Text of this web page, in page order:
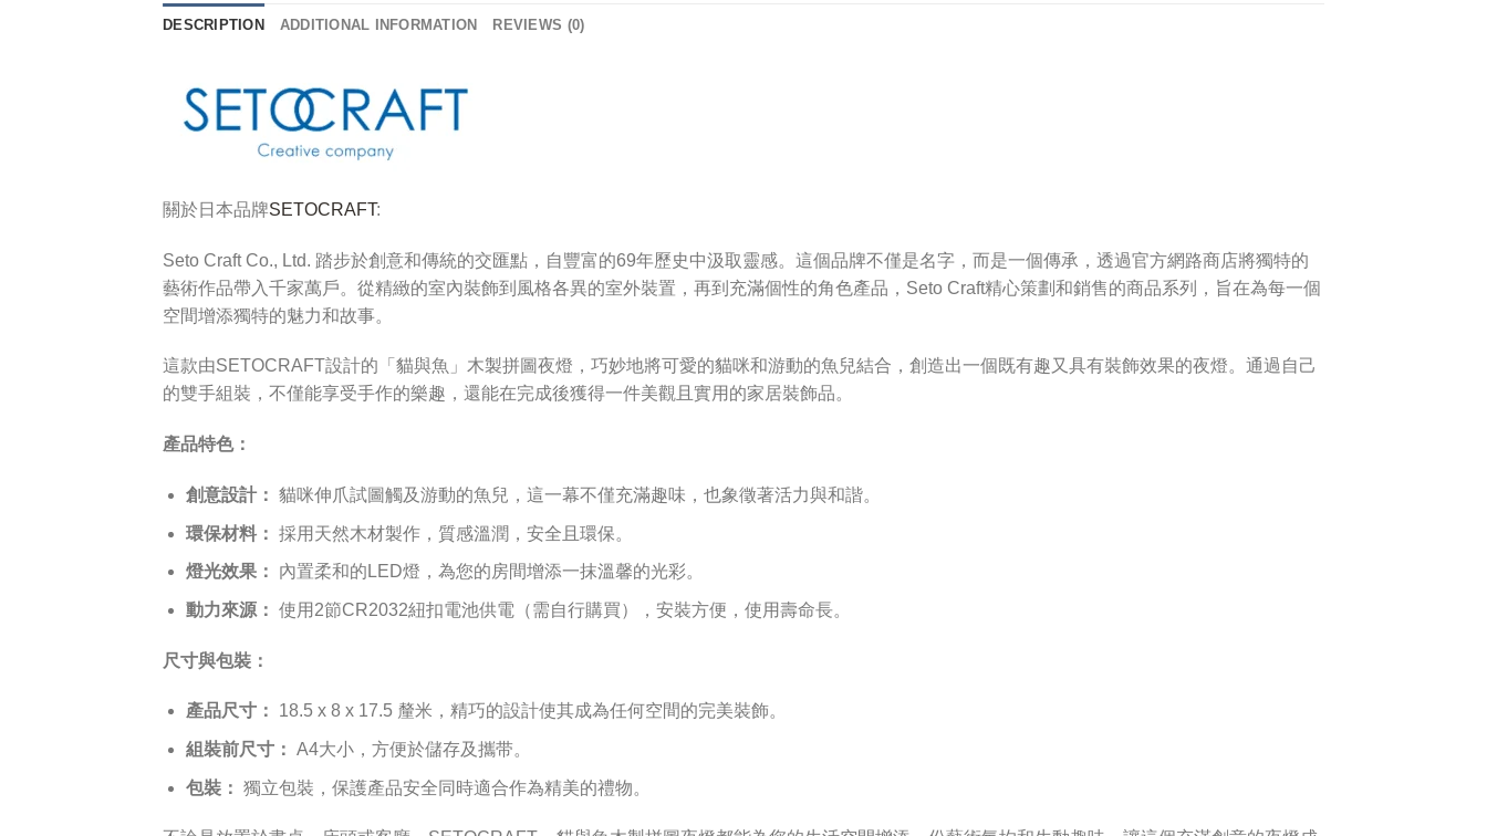
DESCRIPTION ADDITIONAL INFORMATION REVIEWS (0)
關於日本品牌SETOCRAFT:
Seto Craft Co., Ltd. 踏步於創意和傳統的交匯點，自豐富的69年歷史中汲取靈感。這個品牌不僅是名字，而是一個傳承，透過官方網路商店將獨特的
藝術作品帶入千家萬戶。從精緻的室內裝飾到風格各異的室外裝置，再到充滿個性的角色產品，Seto Craft精心策劃和銷售的商品系列，旨在為每一個
空間增添獨特的魅力和故事。
這款由SETOCRAFT設計的「貓與魚」木製拼圖夜燈，巧妙地將可愛的貓咪和游動的魚兒結合，創造出一個既有趣又具有裝飾效果的夜燈。通過自己
的雙手組裝，不僅能享受手作的樂趣，還能在完成後獲得一件美觀且實用的家居裝飾品。
產品特色：
創意設計： 貓咪伸爪試圖觸及游動的魚兒，這一幕不僅充滿趣味，也象徵著活力與和諧。
環保材料： 採用天然木材製作，質感溫潤，安全且環保。
燈光效果： 內置柔和的LED燈，為您的房間增添一抹溫馨的光彩。
動力來源： 使用2節CR2032紐扣電池供電（需自行購買），安裝方便，使用壽命長。
尺寸與包裝：
產品尺寸： 18.5 x 8 x 17.5 釐米，精巧的設計使其成為任何空間的完美裝飾。
組裝前尺寸： A4大小，方便於儲存及攜带。
包裝： 獨立包裝，保護產品安全同時適合作為精美的禮物。